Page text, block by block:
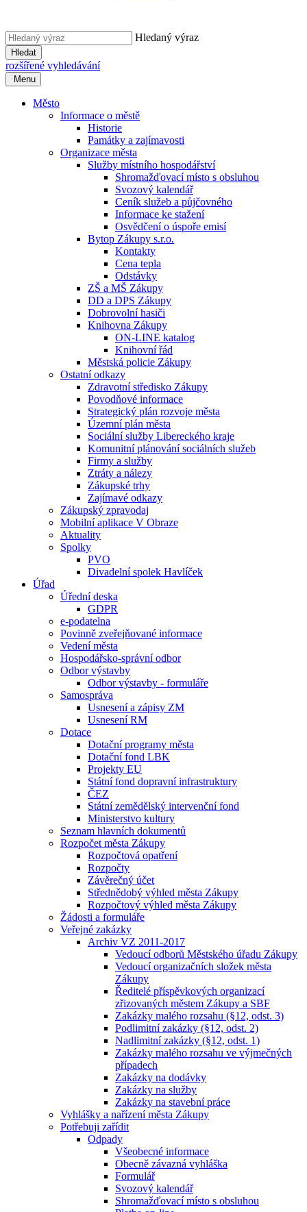
Hledaný výraz
Hledat
rozšířené vyhledávání
Menu
Město
Informace o městě
Historie
Památky a zajímavosti
Organizace města
Služby místního hospodářství
Shromažďovací místo s obsluhou
Svozový kalendář
Ceník služeb a půjčovného
Informace ke stažení
Osvědčení o úspoře emisí
Bytop Zákupy s.r.o.
Kontakty
Cena tepla
Odstávky
ZŠ a MŠ Zákupy
DD a DPS Zákupy
Dobrovolní hasiči
Knihovna Zákupy
ON-LINE katalog
Knihovní řád
Městská policie Zákupy
Ostatní odkazy
Zdravotní středisko Zákupy
Povodňové informace
Strategický plán rozvoje města
Územní plán města
Sociální služby Libereckého kraje
Komunitní plánování sociálních služeb
Firmy a služby
Ztráty a nálezy
Zákupské trhy
Zajímavé odkazy
Zákupský zpravodaj
Mobilní aplikace V Obraze
Aktuality
Spolky
PVO
Divadelní spolek Havlíček
Úřad
Úřední deska
GDPR
e-podatelna
Povinně zveřejňované informace
Vedení města
Hospodářsko-správní odbor
Odbor výstavby
Odbor výstavby - formuláře
Samospráva
Usnesení a zápisy ZM
Usnesení RM
Dotace
Dotační programy města
Dotační fond LBK
Projekty EU
Státní fond dopravní infrastruktury
ČEZ
Státní zemědělský intervenční fond
Ministerstvo kultury
Seznam hlavních dokumentů
Rozpočet města Zákupy
Rozpočtová opatření
Rozpočty
Závěrečný účet
Střednědobý výhled města Zákupy
Rozpočtový výhled města Zákupy
Žádosti a formuláře
Veřejné zakázky
Archiv VZ 2011-2017
Vedoucí odborů Městského úřadu Zákupy
Vedoucí organizačních složek města
Zákupy
Ředitelé příspěvkových organizací
zřizovaných městem Zákupy a SBF
Zakázky malého rozsahu (§12, odst. 3)
Podlimitní zakázky (§12, odst. 2)
Nadlimitní zakázky (§12, odst. 1)
Zakázky malého rozsahu ve výjmečných
případech
Zakázky na dodávky
Zakázky na služby
Zakázky na stavební práce
Vyhlášky a nařízení města Zákupy
Potřebuji zařídit
Odpady
Všeobecné informace
Obecně závazná vyhláška
Formulář
Svozový kalendář
Shromažďovací místo s obsluhou